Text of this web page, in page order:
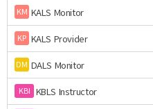
KM KALS Monitor
KP KALS Provider
DM DALS Monitor
KBI KBLS Instructor